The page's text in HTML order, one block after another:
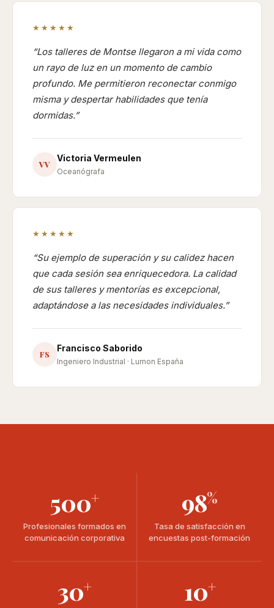
★★★★★
Los talleres de Montse llegaron a mi vida como
un rayo de luz en un momento de cambio
profundo. Me permitieron reconectar conmigo
misma y despertar habilidades que tenía
dormidas.
VV
Victoria Vermeulen
Oceanógrafa
★★★★★
Su ejemplo de superación y su calidez hacen
que cada sesión sea enriquecedora. La calidad
de sus talleres y mentorías es excepcional,
adaptándose a las necesidades individuales.
FS
Francisco Saborido
Ingeniero Industrial · Lumon España
500+
Profesionales formados en
comunicación corporativa
98%
Tasa de satisfacción en
encuestas post-formación
30+ 10+